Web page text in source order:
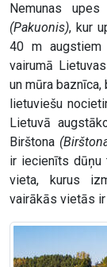
Nemunas
(Pakuonis), kur
40 m augstiem
vairumā
un mūra
lietuviešu
Lietuvā
Birštona
ir iecienīts dūņu
vieta, kurus
vairākās vietās